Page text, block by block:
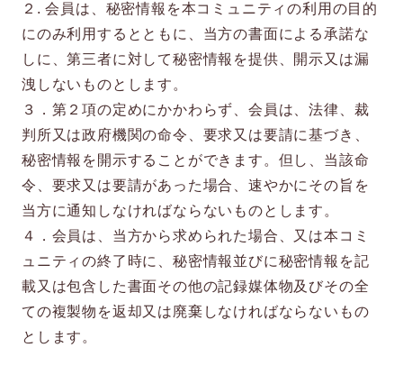
２. 会員は、秘密情報を本コミュニティの利用の目的
にのみ利用するとともに、当方の書面による承諾な
しに、第三者に対して秘密情報を提供、開示又は漏
洩しないものとします。
３．第２項の定めにかかわらず、会員は、法律、裁
判所又は政府機関の命令、要求又は要請に基づき、
秘密情報を開示することができます。但し、当該命
令、要求又は要請があった場合、速やかにその旨を
当方に通知しなければならないものとします。
４．会員は、当方から求められた場合、又は本コミ
ュニティの終了時に、秘密情報並びに秘密情報を記
載又は包含した書面その他の記録媒体物及びその全
ての複製物を返却又は廃棄しなければならないもの
とします。